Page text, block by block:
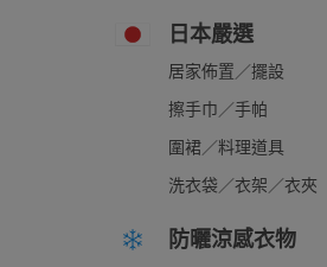
日本嚴選
居家佈置／擺設
擦手巾／手帕
圍裙／料理道具
洗衣袋／衣架／衣夾
防曬涼感衣物